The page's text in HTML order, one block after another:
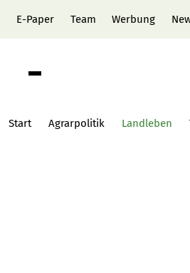
E-Paper Team Werbung
Start Agrarpolitik Landleben